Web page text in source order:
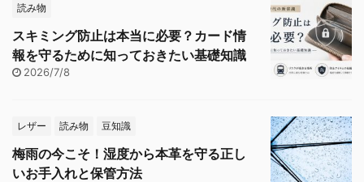
読み物
スキミング防止は本当に必要？カード情
報を守るために知っておきたい基礎知識
2026/7/8
レザー 読み物 豆知識
梅雨の今こそ！湿度から本革を守る正し
いお手入れと保管方法